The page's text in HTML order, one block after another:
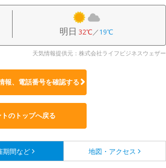
明日 32℃／19℃
天気情報提供元：株式会社ライフビジネスウェザー
報、電話番号を確認する
のトップへ戻る
期間など 地図・アクセス